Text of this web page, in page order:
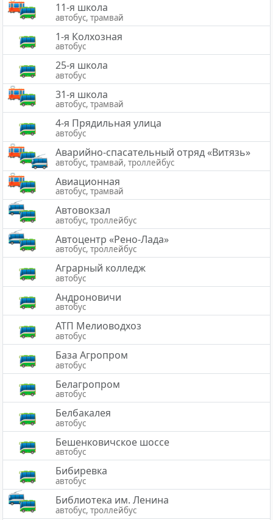
11-я школа
автобус, трамвай
1-я Колхозная
автобус
25-я школа
автобус
31-я школа
автобус, трамвай
4-я Прядильная улица
автобус
Аварийно-спасательный отряд «Витязь»
автобус, трамвай, троллейбус
Авиационная
автобус, трамвай
Автовокзал
автобус, троллейбус
Автоцентр «Рено-Лада»
автобус, троллейбус
Аграрный колледж
автобус
Андроновичи
автобус
АТП Мелиоводхоз
автобус
База Агропром
автобус
Белагропром
автобус
Белбакалея
автобус
Бешенковичское шоссе
автобус
Бибиревка
автобус
Библиотека им. Ленина
автобус, троллейбус